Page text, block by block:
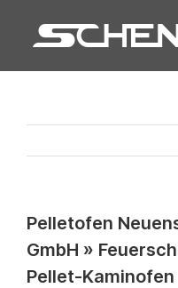
springen
Pelletofen
GmbH »
Pellet-Kaminofen